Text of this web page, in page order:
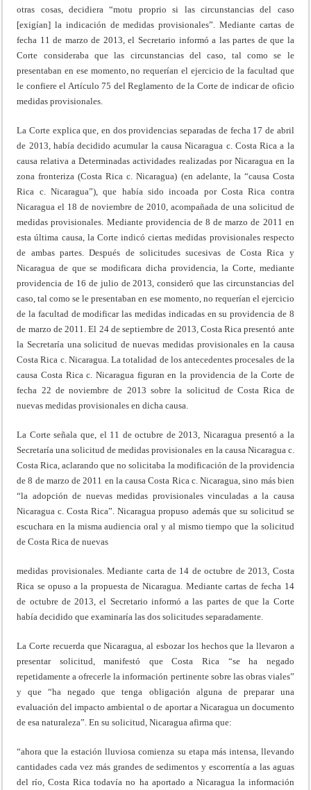
otras cosas, decidiera “motu proprio si las circunstancias del caso
[exigían] la indicación de medidas provisionales”. Mediante cartas de
fecha 11 de marzo de 2013, el Secretario informó a las partes de que la
Corte consideraba que las circunstancias del caso, tal como se le
presentaban en ese momento, no requerían el ejercicio de la facultad que
le confiere el Artículo 75 del Reglamento de la Corte de indicar de oficio
medidas provisionales.
La Corte explica que, en dos providencias separadas de fecha 17 de abril
de 2013, había decidido acumular la causa Nicaragua c. Costa Rica a la
causa relativa a Determinadas actividades realizadas por Nicaragua en la
zona fronteriza (Costa Rica c. Nicaragua) (en adelante, la “causa Costa
Rica c. Nicaragua”), que había sido incoada por Costa Rica contra
Nicaragua el 18 de noviembre de 2010, acompañada de una solicitud de
medidas provisionales. Mediante providencia de 8 de marzo de 2011 en
esta última causa, la Corte indicó ciertas medidas provisionales respecto
de ambas partes. Después de solicitudes sucesivas de Costa Rica y
Nicaragua de que se modificara dicha providencia, la Corte, mediante
providencia de 16 de julio de 2013, consideró que las circunstancias del
caso, tal como se le presentaban en ese momento, no requerían el ejercicio
de la facultad de modificar las medidas indicadas en su providencia de 8
de marzo de 2011. El 24 de septiembre de 2013, Costa Rica presentó ante
la Secretaría una solicitud de nuevas medidas provisionales en la causa
Costa Rica c. Nicaragua. La totalidad de los antecedentes procesales de la
causa Costa Rica c. Nicaragua figuran en la providencia de la Corte de
fecha 22 de noviembre de 2013 sobre la solicitud de Costa Rica de
nuevas medidas provisionales en dicha causa.
La Corte señala que, el 11 de octubre de 2013, Nicaragua presentó a la
Secretaría una solicitud de medidas provisionales en la causa Nicaragua c.
Costa Rica, aclarando que no solicitaba la modificación de la providencia
de 8 de marzo de 2011 en la causa Costa Rica c. Nicaragua, sino más bien
“la adopción de nuevas medidas provisionales vinculadas a la causa
Nicaragua c. Costa Rica”. Nicaragua propuso además que su solicitud se
escuchara en la misma audiencia oral y al mismo tiempo que la solicitud
de Costa Rica de nuevas
medidas provisionales. Mediante carta de 14 de octubre de 2013, Costa
Rica se opuso a la propuesta de Nicaragua. Mediante cartas de fecha 14
de octubre de 2013, el Secretario informó a las partes de que la Corte
había decidido que examinaría las dos solicitudes separadamente.
La Corte recuerda que Nicaragua, al esbozar los hechos que la llevaron a
presentar solicitud, manifestó que Costa Rica “se ha negado
repetidamente a ofrecerle la información pertinente sobre las obras viales”
y que “ha negado que tenga obligación alguna de preparar una
evaluación del impacto ambiental o de aportar a Nicaragua un documento
de esa naturaleza”. En su solicitud, Nicaragua afirma que:
“ahora que la estación lluviosa comienza su etapa más intensa, llevando
cantidades cada vez más grandes de sedimentos y escorrentía a las aguas
del río, Costa Rica todavía no ha aportado a Nicaragua la información